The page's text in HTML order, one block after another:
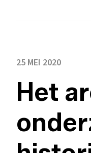
25 MEI 2020
Het